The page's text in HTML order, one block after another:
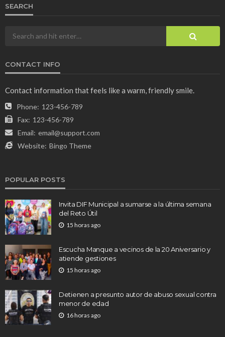
SEARCH
CONTACT INFO
Contact information that feels like a warm, friendly smile.
Phone: 123-456-789
Fax: 123-456-789
Email: email@support.com
Website: Bingo Theme
POPULAR POSTS
Invita DIF Municipal a sumarse a la última semana
del Reto Útil
15 horas ago
Escucha Manque a vecinos de la 20 Aniversario y
atiende gestiones
15 horas ago
Detienen a presunto autor de abuso sexual contra
menor de edad
16 horas ago